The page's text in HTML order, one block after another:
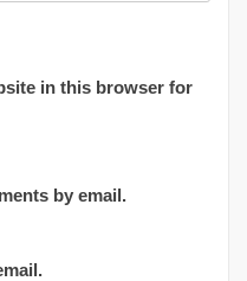
in this browser for
by email.